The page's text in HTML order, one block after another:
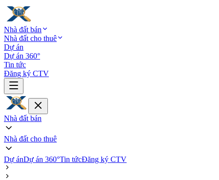
Nhà đất bán
Nhà đất cho thuê
Dự án
Dự án 360°
Tin tức
Đăng ký CTV
Nhà đất bán
Nhà đất cho thuê
Dự ánDự án 360°Tin tứcĐăng ký CTV